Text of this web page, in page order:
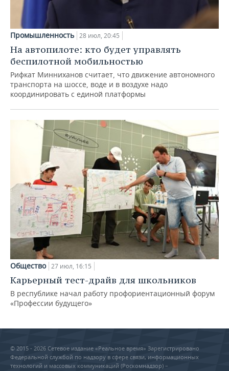
Промышленность 28 июл, 20:45
На автопилоте: кто будет управлять
беспилотной мобильностью
Рифкат Минниханов считает, что движение автономного
транспорта на шоссе, воде и в воздухе надо
координировать с единой платформы
Общество 27 июл, 16:15
Карьерный тест-драйв для школьников
В республике начал работу профориентационный форум
«Профессии будущего»
© 2015 - 2026 Сетевое издание «Реальное время» Зарегистрировано
Федеральной службой по надзору в сфере связи, информационных
технологий и массовых коммуникаций (Роскомнадзор) –